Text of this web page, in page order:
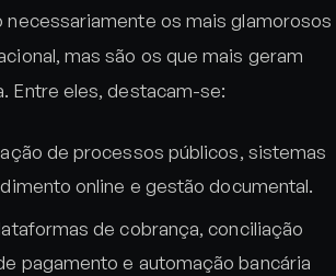
necessariamente os mais glamorosos
mas são os que mais geram
Entre eles, destacam-se:
de processos públicos, sistemas
online e gestão documental.
de cobrança, conciliação
pagamento e automação bancária